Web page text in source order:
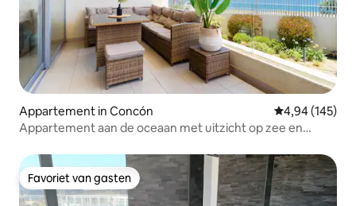
Appartement in Concón Gemiddelde
4,94 (145)
Appartement aan de oceaan met uitzicht op zee en
Favoriet van gasten
Favoriet van gasten